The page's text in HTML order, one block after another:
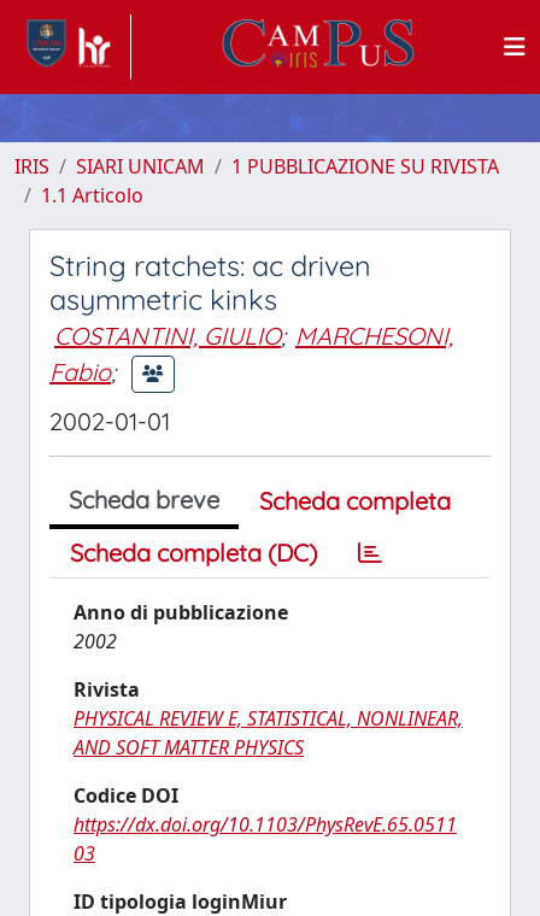
IRIS SIARI UNICAM
1 PUBBLICAZIONE SU RIVISTA
1.1 Articolo
String ratchets: ac driven
asymmetric kinks
COSTANTINI, GIULIO; MARCHESONI,
Fabio;
2002-01-01
Scheda breve
Scheda completa
Scheda completa (DC)
Anno di pubblicazione
2002
Rivista
PHYSICAL REVIEW E, STATISTICAL, NONLINEAR,
AND SOFT MATTER PHYSICS
Codice DOI
https://dx.doi.org/10.1103/PhysRevE.65.0511
03
ID tipologia loginMiur